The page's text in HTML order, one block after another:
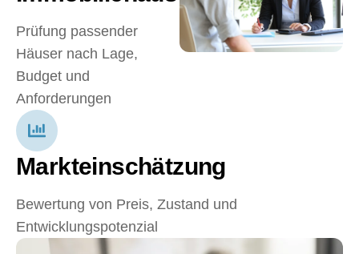
Prüfung passender
Häuser nach Lage,
Budget und
Anforderungen
Markteinschätzung
Bewertung von Preis, Zustand und
Entwicklungspotenzial